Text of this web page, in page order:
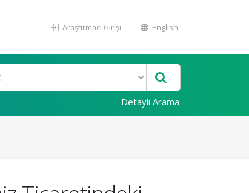
Araştırmacı Girişi English
Detaylı Arama